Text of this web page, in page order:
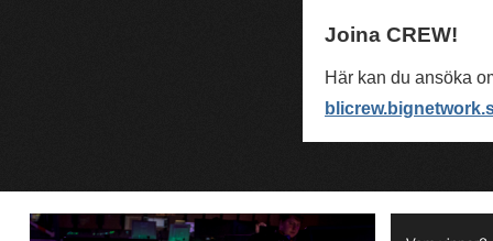
Joina CREW!
Här kan du ansöka